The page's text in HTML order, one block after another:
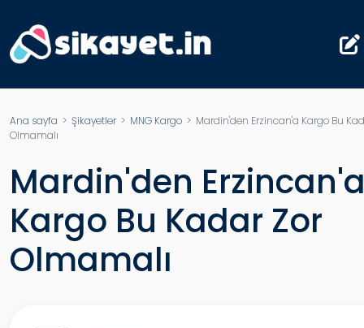
Ana sayfa > Şikayetler> MNG Kargo > Mardin'den Erzincan'a Kargo Bu
Olmamalı
Mardin'den
Kargo Bu Kadar Zor
Olmamalı